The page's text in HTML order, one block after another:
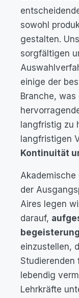
sowohl
gestalten.
sorgfältigen
einige der
Branche,
langfristig zu
langfristigen
Kontinuität
der
Aires legen
darauf,
einzustellen,
Studierenden
lebendig
Lehrkräfte